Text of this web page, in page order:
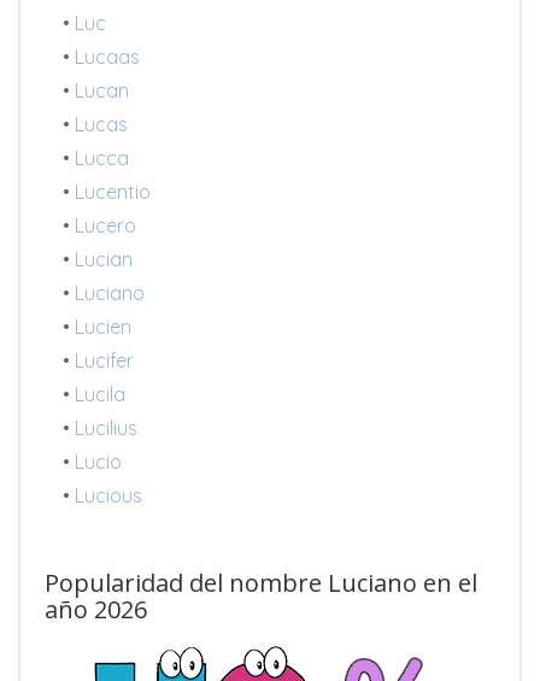
• Luc
• Lucaas
• Lucan
• Lucas
• Lucca
• Lucentio
• Lucero
• Lucian
• Luciano
• Lucien
• Lucifer
• Lucila
• Lucilius
• Lucio
• Lucious
Popularidad del nombre Luciano en el
año 2026